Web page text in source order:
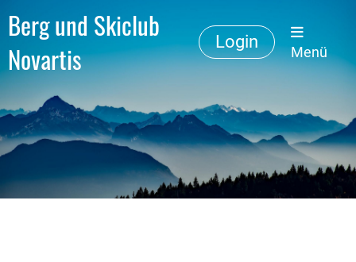
Berg und Skiclub
Novartis
Login
Menü